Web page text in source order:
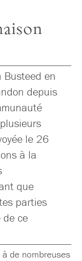
en
depuis
le 26
à la
que
parties
ce
de nombreuses